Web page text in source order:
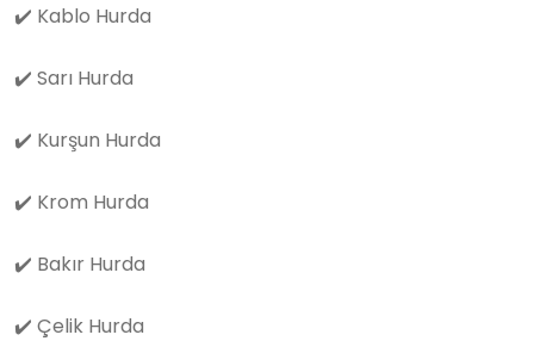
✔️ Kablo Hurda
✔️ Sarı Hurda
✔️ Kurşun Hurda
✔️ Krom Hurda
✔️ Bakır Hurda
✔️ Çelik Hurda